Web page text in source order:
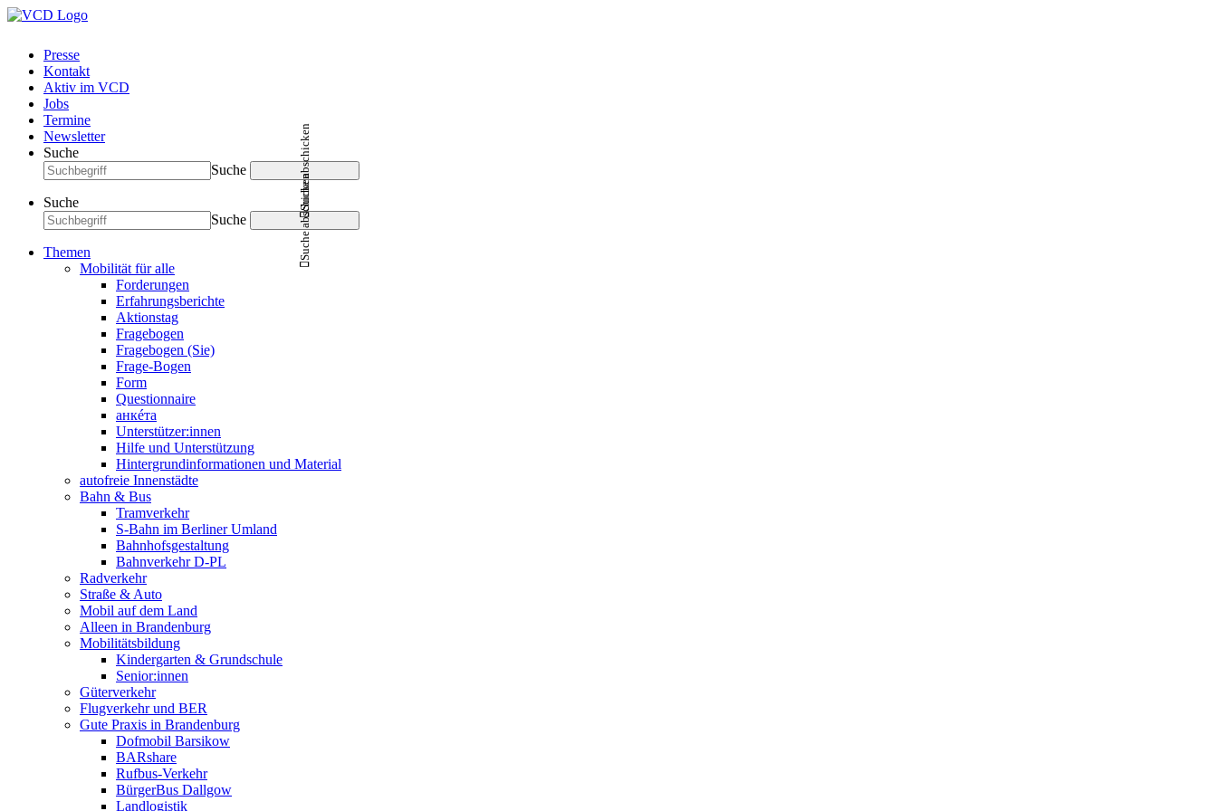
Presse
Kontakt
Aktiv im VCD
Jobs
Termine
Newsletter
Suche
Suche
Suche abschicken
Suche
Suche
Suche abschicken
Themen
Mobilität für alle
Forderungen
Erfahrungsberichte
Aktionstag
Fragebogen
Fragebogen (Sie)
Frage-Bogen
Form
Questionnaire
анкéта
Unterstützer:innen
Hilfe und Unterstützung
Hintergrundinformationen und Material
autofreie Innenstädte
Bahn & Bus
Tramverkehr
S-Bahn im Berliner Umland
Bahnhofsgestaltung
Bahnverkehr D-PL
Radverkehr
Straße & Auto
Mobil auf dem Land
Alleen in Brandenburg
Mobilitätsbildung
Kindergarten & Grundschule
Senior:innen
Güterverkehr
Flugverkehr und BER
Gute Praxis in Brandenburg
Dofmobil Barsikow
BARshare
Rufbus-Verkehr
BürgerBus Dallgow
Landlogistik